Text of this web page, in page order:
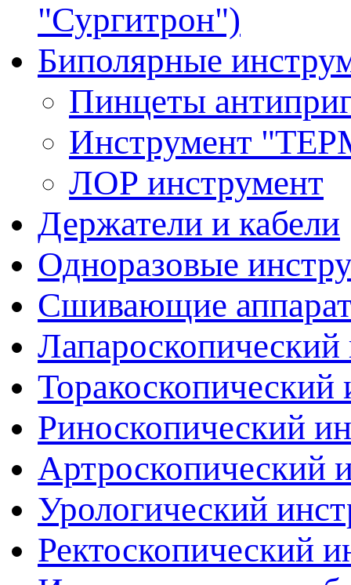
"Сургитрон")
Биполярные
Пинцеты
Инструмент
ЛОР инструмент
Держатели и кабели
Одноразовые
Сшивающие
Лапароскопический
Торакоскопический
Риноскопический
Артроскопический
Урологический
Ректоскопический